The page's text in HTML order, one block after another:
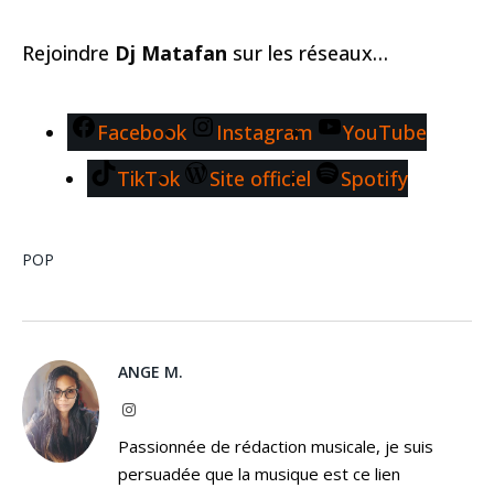
Rejoindre Dj Matafan sur les réseaux…
Facebook Instagram
YouTube
TikTok
Site officiel Spotify
POP
ANGE M.
Instagram
Passionnée de rédaction musicale, je suis
persuadée que la musique est ce lien